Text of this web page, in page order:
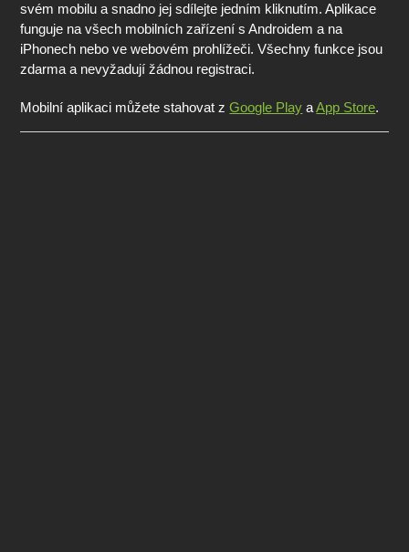
svém mobilu a snadno jej sdílejte jedním kliknutím. Aplikace
funguje na všech mobilních zařízení s Androidem a na
iPhonech nebo ve webovém prohlížeči. Všechny funkce jsou
zdarma a nevyžadují žádnou registraci.
Mobilní aplikaci můžete stahovat zGoogle Play aApp Store.